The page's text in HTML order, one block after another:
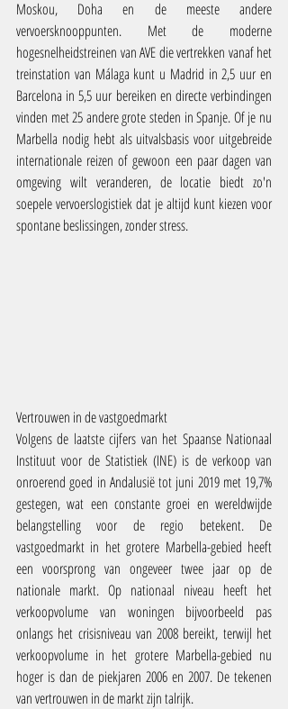
Moskou, Doha en de meeste andere
vervoersknooppunten. Met de moderne
hogesnelheidstreinen van AVE die vertrekken vanaf het
treinstation van Málaga kunt u Madrid in 2,5 uur en
Barcelona in 5,5 uur bereiken en directe verbindingen
vinden met 25 andere grote steden in Spanje. Of je nu
Marbella nodig hebt als uitvalsbasis voor uitgebreide
internationale reizen of gewoon een paar dagen van
omgeving wilt veranderen, de locatie biedt zo'n
soepele vervoerslogistiek dat je altijd kunt kiezen voor
spontane beslissingen, zonder stress.
Vertrouwen in de vastgoedmarkt
Volgens de laatste cijfers van het Spaanse Nationaal
Instituut voor de Statistiek (INE) is de verkoop van
onroerend goed in Andalusië tot juni 2019 met 19,7%
gestegen, wat een constante groei en wereldwijde
belangstelling voor de regio betekent. De
vastgoedmarkt in het grotere Marbella-gebied heeft
een voorsprong van ongeveer twee jaar op de
nationale markt. Op nationaal niveau heeft het
verkoopvolume van woningen bijvoorbeeld pas
onlangs het crisisniveau van 2008 bereikt, terwijl het
verkoopvolume in het grotere Marbella-gebied nu
hoger is dan de piekjaren 2006 en 2007. De tekenen
van vertrouwen in de markt zijn talrijk.